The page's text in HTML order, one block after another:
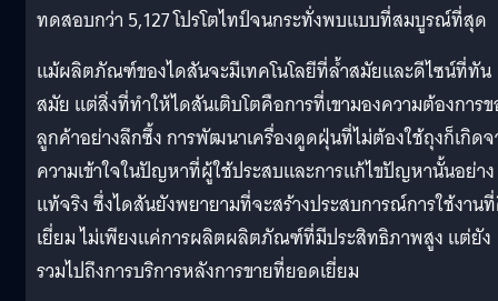
ทดสอบกว่า 5,127 โปรโตไทป์จนกระทั่งพบแบบที่สมบูรณ์ที่สุด
แม้ผลิตภัณฑ์ของไดสันจะมีเทคโนโลยีที่ล้ำสมัยและดีไซน์ที่ทัน
สมัย แต่สิ่งที่ทำให้ไดสันเติบโตคือการที่เขามองความต้องการ
ลูกค้าอย่างลึกซึ้ง การพัฒนาเครื่องดูดฝุ่นที่ไม่ต้องใช้ถุงก็เกิด
ความเข้าใจในปัญหาที่ผู้ใช้ประสบและการแก้ไขปัญหานั้นอย่าง
แท้จริง ซึ่งไดสันยังพยายามที่จะสร้างประสบการณ์การใช้งาน
เยี่ยม ไม่เพียงแค่การผลิตผลิตภัณฑ์ที่มีประสิทธิภาพสูง แต่ยัง
รวมไปถึงการบริการหลังการขายที่ยอดเยี่ยม